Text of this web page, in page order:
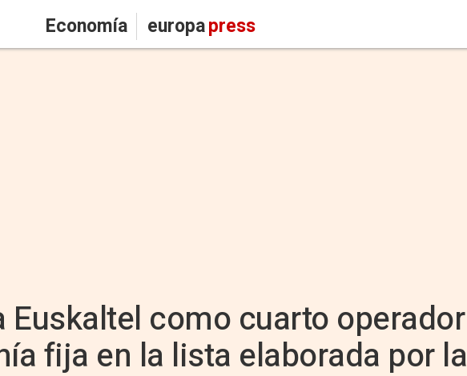
Economía europapress
Euskaltel como cuarto operador
fija en la lista elaborada por la